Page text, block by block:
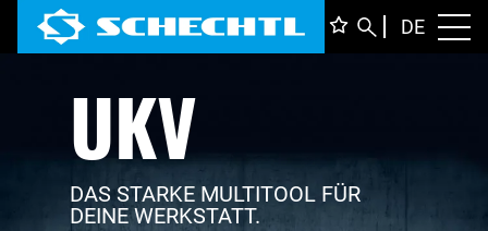
DE
UKV
DAS STARKE MULTITOOL FÜR
DEINE WERKSTATT.